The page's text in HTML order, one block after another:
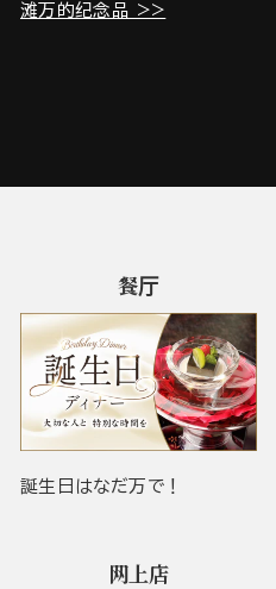
滩万的纪念品 >>
餐厅
誕生日はなだ万で！
网上店